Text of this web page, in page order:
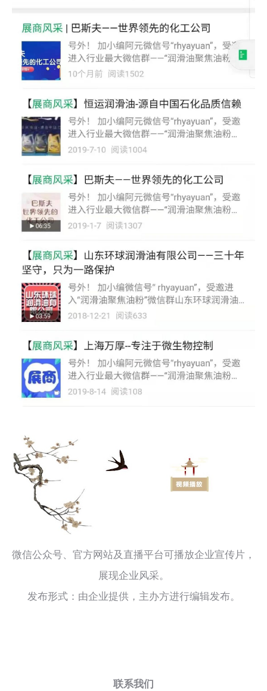
微信公众号、官方网站及直播平台可播放企业宣传片，
展现企业风采。
发布形式：由企业提供，主办方进行编辑发布。
联系我们